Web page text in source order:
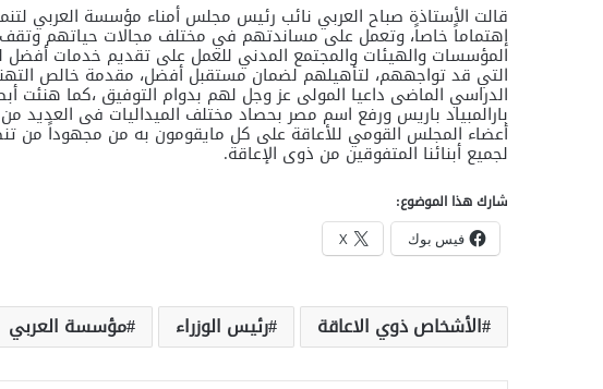
قالت الأستاذة صباح العربي نائب رئيس مجلس أمناء مؤسسة العربي
إهتماماً خاصاً، وتعمل على مساندتهم في مختلف مجالات حياتهم
المؤسسات والهيئات والمجتمع المدني للعمل على تقديم خدمات أفضل
التي قد تواجههم، لتأهيلهم لضمان مستقبل أفضل، مقدمة خالص
الدراسي الماضى داعيا المولى عز وجل لهم بدوام التوفيق ،كما هنئت
بارالمبياد باريس ورفع اسم مصر بحصاد مختلف الميداليات فى العديد من
أعضاء المجلس القومي للأعاقة على كل مايقومون به من مجهوداً من
لجميع أبنائنا المتفوقين من ذوى الإعاقة.
شارك هذا الموضوع:
فيس بوك X
الأشخاص ذوي الاعاقة رئيس الوزراء مؤسسة العربي